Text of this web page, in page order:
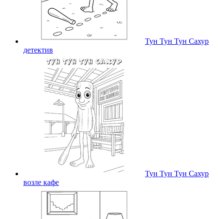
Тун Тун Тун Сахур
детектив
Тун Тун Тун Сахур
возле кафе